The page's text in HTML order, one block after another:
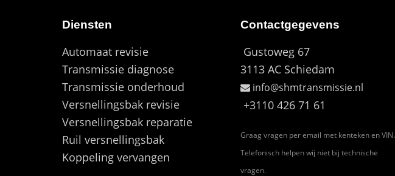
Diensten
Automaat revisie
Transmissie diagnose
Transmissie onderhoud
Versnellingsbak revisie
Versnellingsbak reparatie
Ruil versnellingsbak
Koppeling vervangen
Contactgegevens
Gustoweg 67
3113 AC Schiedam
info@shmtransmissie.nl
+3110 426 71 61
Graag vragen per email met kenteken en VIN.
Telefonisch helpen wij niet bij technische
vragen.